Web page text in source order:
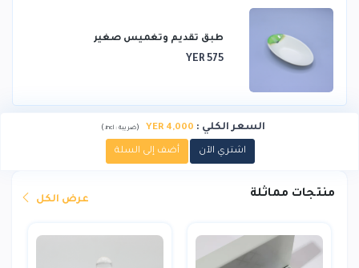
طبق تقديم وتغميس صغير
YER 575
السعر الكلي :
YER 4,000
(ضريبة :incl.
)
اشتري الآن أضف إلى السلة
منتجات مماثلة عرض الكل